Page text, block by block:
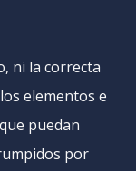
ni la correcta
elementos e
puedan
por